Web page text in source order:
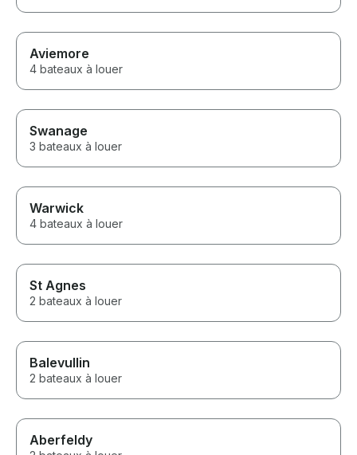
Aviemore
4 bateaux à louer
Swanage
3 bateaux à louer
Warwick
4 bateaux à louer
St Agnes
2 bateaux à louer
Balevullin
2 bateaux à louer
Aberfeldy